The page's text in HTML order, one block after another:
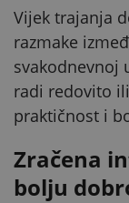
Vijek trajanja
razmake
svakodnevnoj
radi redovito
praktičnost i
Zračena
bolju